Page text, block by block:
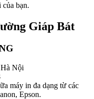
của bạn.
Giáp Bát
Nội
máy in đa dạng từ các
Epson.